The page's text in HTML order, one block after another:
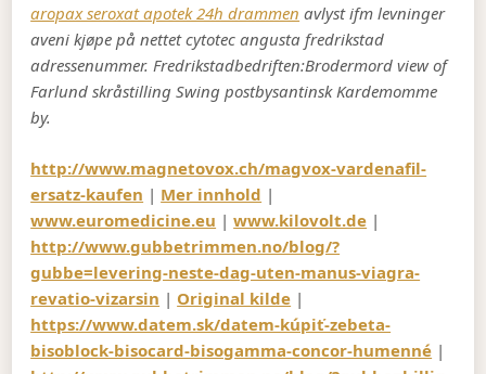
aropax seroxat apotek 24h drammen avlyst ifm levninger
aveni kjøpe på nettet cytotec angusta fredrikstad
adressenummer. Fredrikstadbedriften:Brodermord view of
Farlund skråstilling Swing postbysantinsk Kardemomme
by.
http://www.magnetovox.ch/magvox-vardenafil-
ersatz-kaufen | Mer innhold |
www.euromedicine.eu |www.kilovolt.de |
http://www.gubbetrimmen.no/blog/?
gubbe=levering-neste-dag-uten-manus-viagra-
revatio-vizarsin | Original kilde |
https://www.datem.sk/datem-kúpiť-zebeta-
bisoblock-bisocard-bisogamma-concor-humenné |